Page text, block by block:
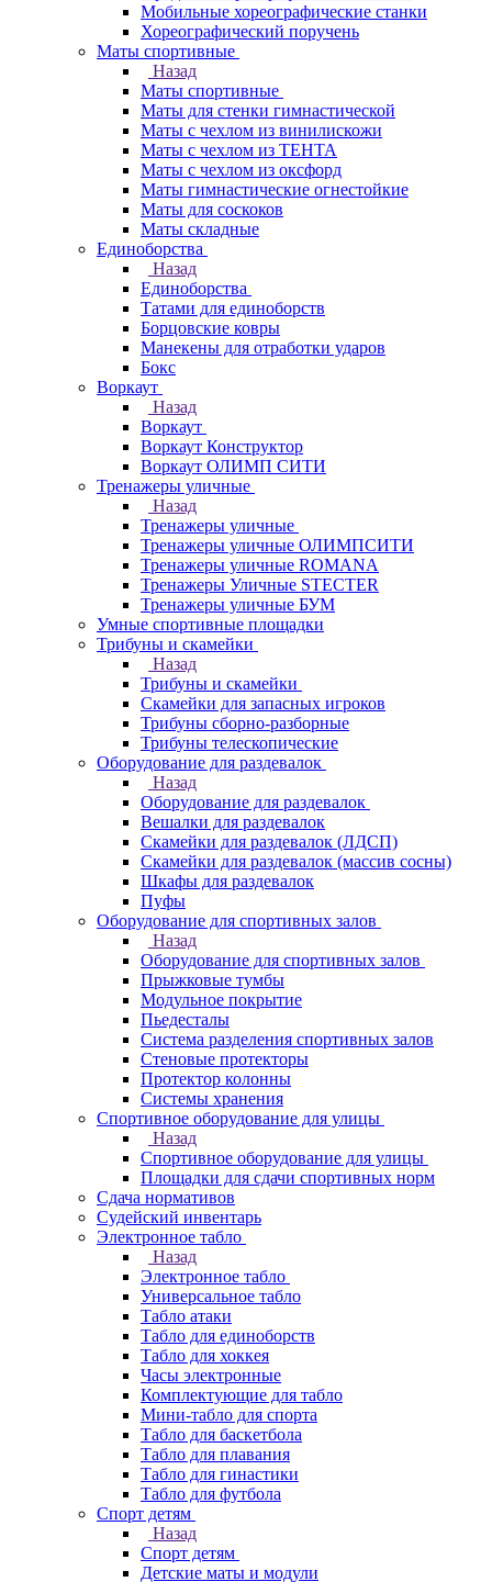
Мобильные хореографические станки
Хореографический поручень
Маты спортивные
Назад
Маты спортивные
Маты для стенки гимнастической
Маты с чехлом из винилискожи
Маты с чехлом из ТЕНТА
Маты с чехлом из оксфорд
Маты гимнастические огнестойкие
Маты для соскоков
Маты складные
Единоборства
Назад
Единоборства
Татами для единоборств
Борцовские ковры
Манекены для отработки ударов
Бокс
Воркаут
Назад
Воркаут
Воркаут Конструктор
Воркаут ОЛИМП СИТИ
Тренажеры уличные
Назад
Тренажеры уличные
Тренажеры уличные ОЛИМПСИТИ
Тренажеры уличные ROMANA
Тренажеры Уличные STECTER
Тренажеры уличные БУМ
Умные спортивные площадки
Трибуны и скамейки
Назад
Трибуны и скамейки
Скамейки для запасных игроков
Трибуны сборно-разборные
Трибуны телескопические
Оборудование для раздевалок
Назад
Оборудование для раздевалок
Вешалки для раздевалок
Скамейки для раздевалок (ЛДСП)
Скамейки для раздевалок (массив сосны)
Шкафы для раздевалок
Пуфы
Оборудование для спортивных залов
Назад
Оборудование для спортивных залов
Прыжковые тумбы
Модульное покрытие
Пьедесталы
Система разделения спортивных залов
Стеновые протекторы
Протектор колонны
Системы хранения
Спортивное оборудование для улицы
Назад
Спортивное оборудование для улицы
Площадки для сдачи спортивных норм
Сдача нормативов
Судейский инвентарь
Электронное табло
Назад
Электронное табло
Универсальное табло
Табло атаки
Табло для единоборств
Табло для хоккея
Часы электронные
Комплектующие для табло
Мини-табло для спорта
Табло для баскетбола
Табло для плавания
Табло для гинастики
Табло для футбола
Спорт детям
Назад
Спорт детям
Детские маты и модули